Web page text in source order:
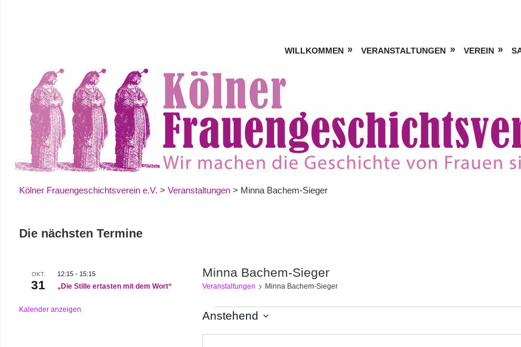
WILLKOMMEN VERANSTALTUNGEN VEREIN
Kölner Frauengeschichtsverein e.V. > Veranstaltungen > Minna Bachem-Sieger
Minna Bachem-Sieger
Veranstaltungen Minna Bachem-Sieger
Veranstaltungen
Anstehend
Datum
Die nächsten Termine
OKT.
31
12:15 - 15:15
„Die Stille ertasten mit dem Wort“
Kalender anzeigen